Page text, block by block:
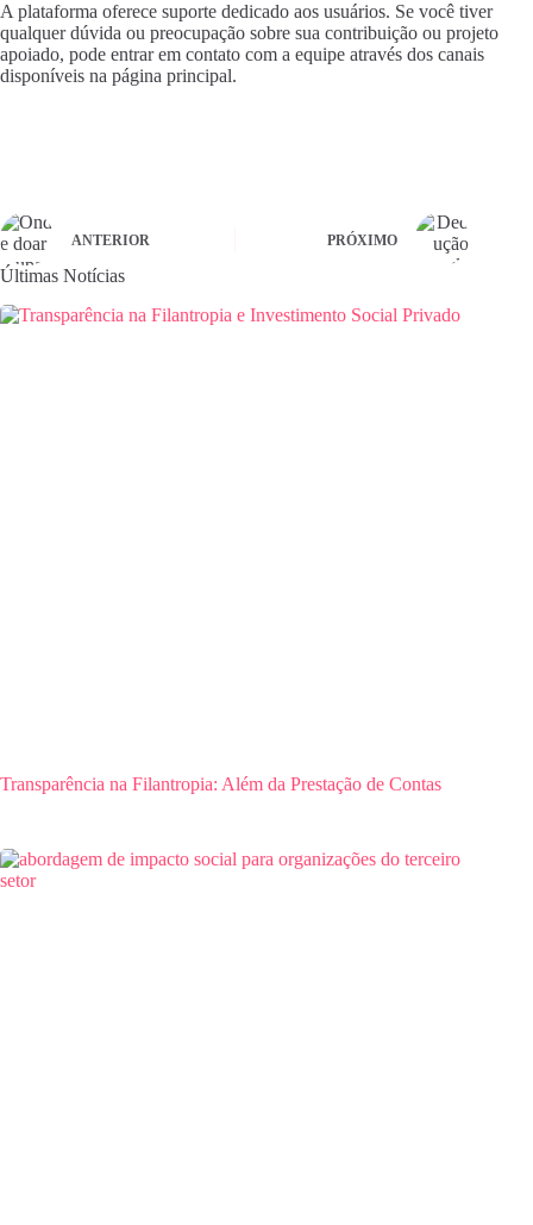
A plataforma oferece suporte dedicado aos usuários. Se você tiver
qualquer dúvida ou preocupação sobre sua contribuição ou projeto
apoiado, pode entrar em contato com a equipe através dos canais
disponíveis na página principal.
ANTERIOR PRÓXIMO
Últimas Notícias
Transparência na Filantropia: Além da Prestação de Contas